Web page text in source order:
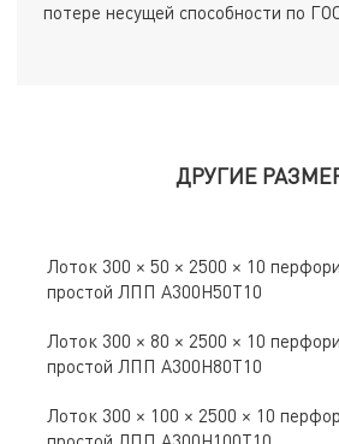
потере несущей способности по
ДРУГИЕ
Лоток 300 × 50 × 2500 × 10
простой ЛПП A300Н50Т10
Лоток 300 × 80 × 2500 × 10
простой ЛПП A300Н80Т10
Лоток 300 × 100 × 2500 × 10